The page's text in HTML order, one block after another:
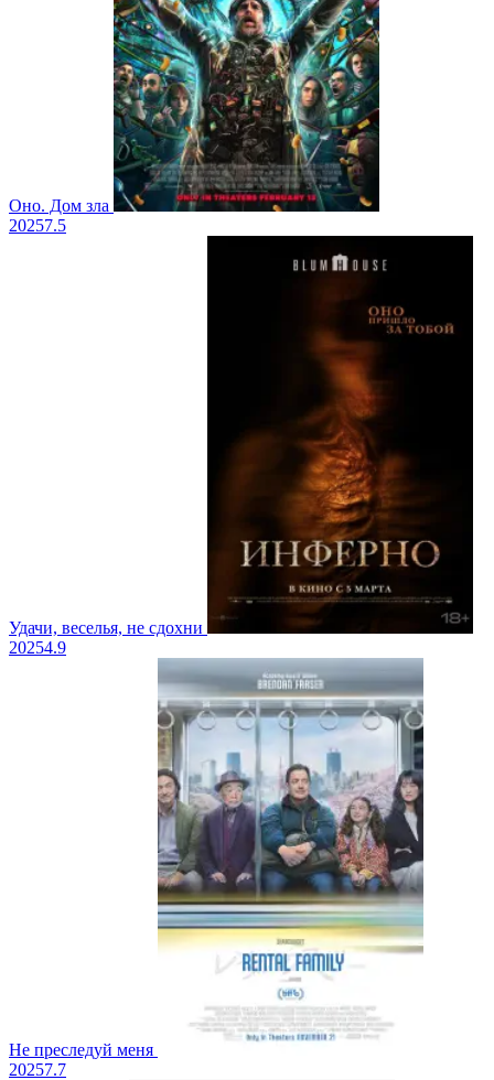
Оно. Дом зла
20257.5
Удачи, веселья, не сдохни
20254.9
Не преследуй меня
20257.7